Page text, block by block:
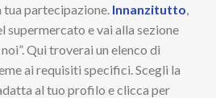
partecipazione. Innanzitutto,
supermercato e vai alla sezione
Qui troverai un elenco di
ai requisiti specifici. Scegli la
al tuo profilo e clicca per